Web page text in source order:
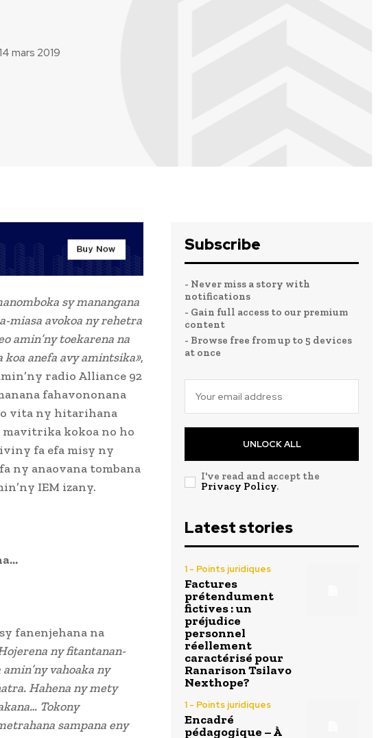
mars 2019
sy manangana
miasa avokoa ny rehetra
amin’ny toekarena na
anefa avy amintsika»,
radio Alliance 92
fahavononana
vita ny hitarihana
mavitrika kokoa no ho
fa efa misy ny
ny anaovana tombana
IEM izany.
fanenjehana na
ny fitantanan-
vahoaka ny
Hahena ny mety
Tokony
sampana eny
Subscribe
- Never miss a story with
notifications
- Gain full access to our premium
content
- Browse free from up to 5 devices
at once
UNLOCK ALL
I've read and accept the
Privacy Policy.
Latest stories
1 - Points juridiques
Factures
prétendument
fictives : un
préjudice
personnel
réellement
caractérisé pour
Ranarison Tsilavo
Nexthope?
1 - Points juridiques
Encadré
pédagogique – À